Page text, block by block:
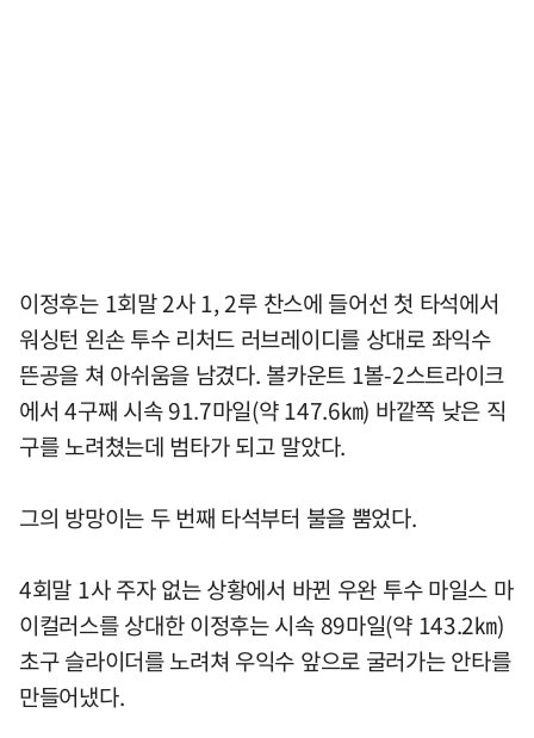
이정후는 1회말 2사 1, 2루 찬스에 들어선 첫 타석에서
워싱턴 왼손 투수 리처드 러브레이디를 상대로 좌익수
뜬공을 쳐 아쉬움을 남겼다. 볼카운트 1볼-2스트라이크
에서 4구째 시속 91.7마일(약 147.6㎞) 바깥쪽 낮은 직
구를 노려쳤는데 범타가 되고 말았다.
그의 방망이는 두 번째 타석부터 불을 뿜었다.
4회말 1사 주자 없는 상황에서 바뀐 우완 투수 마일스 마
이컬러스를 상대한 이정후는 시속 89마일(약 143.2㎞)
초구 슬라이더를 노려쳐 우익수 앞으로 굴러가는 안타를
만들어냈다.